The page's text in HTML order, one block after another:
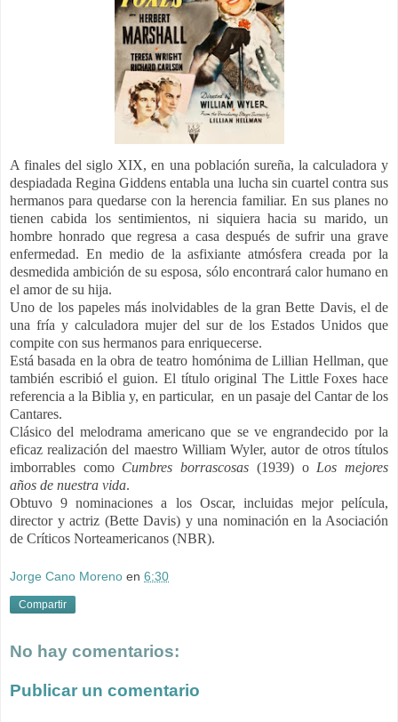
A finales del siglo XIX, en una población sureña, la calculadora y
despiadada Regina Giddens entabla una lucha sin cuartel contra sus
hermanos para quedarse con la herencia familiar. En sus planes no
tienen cabida los sentimientos, ni siquiera hacia su marido, un
hombre honrado que regresa a casa después de sufrir una grave
enfermedad. En medio de la asfixiante atmósfera creada por la
desmedida ambición de su esposa, sólo encontrará calor humano en
el amor de su hija.
Uno de los papeles más inolvidables de la gran Bette Davis, el de
una fría y calculadora mujer del sur de los Estados Unidos que
compite con sus hermanos para enriquecerse.
Está basada en la obra de teatro homónima de Lillian Hellman, que
también escribió el guion. El título original The Little Foxes hace
referencia a la Biblia y, en particular, en un pasaje del Cantar de los
Cantares.
Clásico del melodrama americano que se ve engrandecido por la
eficaz realización del maestro William Wyler, autor de otros títulos
imborrables como Cumbres borrascosas (1939) o Los mejores
años de nuestra vida.
Obtuvo 9 nominaciones a los Oscar, incluidas mejor película,
director y actriz (Bette Davis) y una nominación en la Asociación
de Críticos Norteamericanos (NBR).
Jorge Cano Moreno en 6:30
Compartir
No hay comentarios:
Publicar un comentario